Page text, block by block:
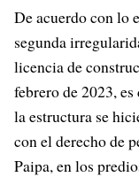
De acuerdo con lo
segunda
licencia de
febrero de 2023, es
la estructura se
con el derecho de
Paipa, en los